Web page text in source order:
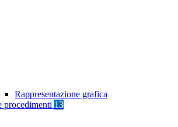
Rappresentazione grafica
procedimenti 13